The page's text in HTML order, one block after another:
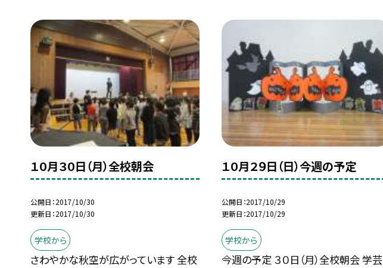
１０月３０日（月）全校朝会
公開日 2017/10/30
更新日 2017/10/30
学校から
さわやかな秋空が広がっています 全校
１０月２９日（日）今週の予定
公開日 2017/10/29
更新日 2017/10/29
学校から
今週の予定 ３０日（月）全校朝会 学芸